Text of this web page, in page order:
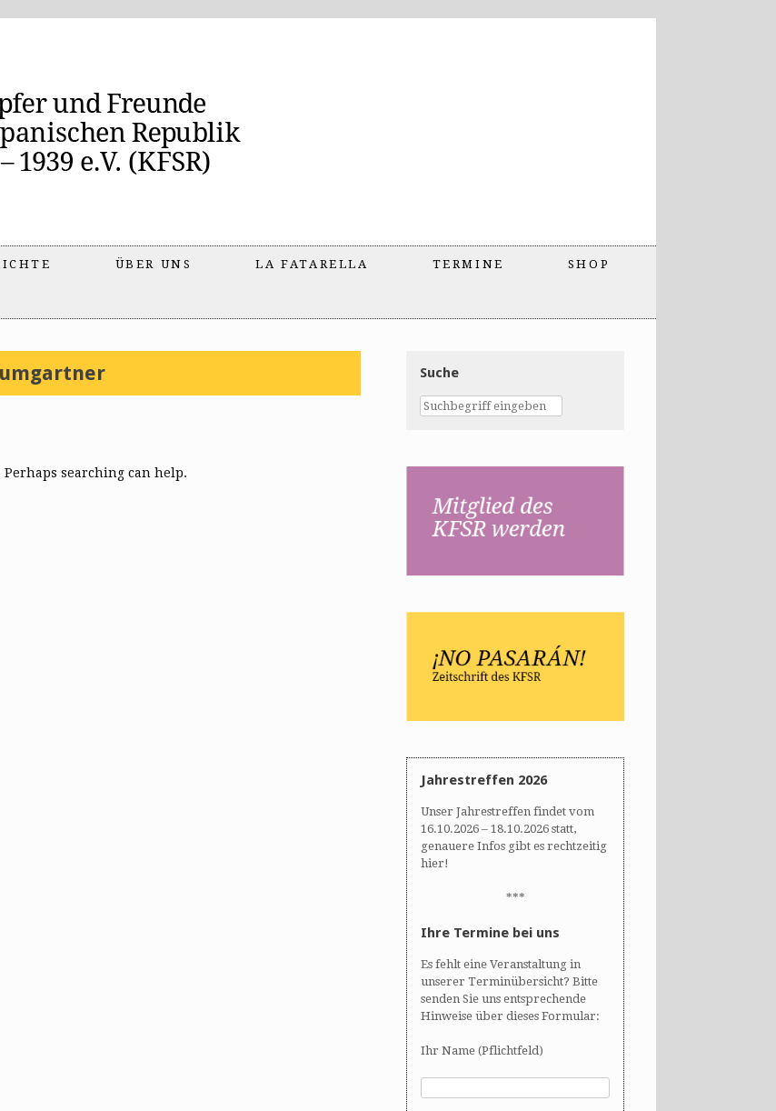
ÜBER UNS LA FATARELLA TERMINE SHOP
searching can help.
Suche
Jahrestreffen 2026
Unser Jahrestreffen findet vom
16.10.2026 – 18.10.2026 statt,
genauere Infos gibt es rechtzeitig
hier!
***
Ihre Termine bei uns
Es fehlt eine Veranstaltung in
unserer Terminübersicht? Bitte
senden Sie uns entsprechende
Hinweise über dieses Formular:
Ihr Name (Pflichtfeld)